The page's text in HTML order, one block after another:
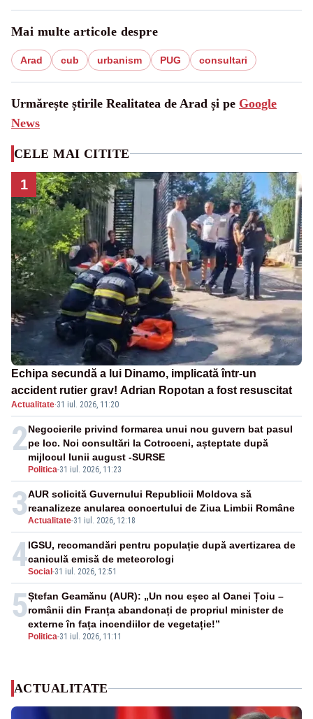
Mai multe articole despre
Arad cub urbanism PUG consultari
Urmărește știrile Realitatea de Arad și pe Google
News
CELE MAI CITITE
1
Echipa secundă a lui Dinamo, implicată într-un
accident rutier grav! Adrian Ropotan a fost resuscitat
Actualitate·31 iul. 2026, 11:20
2
Politica-31 iul. 2026, 11:23
Negocierile privind formarea unui nou guvern bat pasul
pe loc. Noi consultări la Cotroceni, așteptate după
mijlocul lunii august -SURSE
3Actualitate-31 iul. 2026, 12:18
AUR solicită Guvernului Republicii Moldova să
reanalizeze anularea concertului de Ziua Limbii Române
4Social -31 iul. 2026, 12:51
IGSU, recomandări pentru populație după avertizarea de
caniculă emisă de meteorologi
5
Politica-31 iul. 2026, 11:11
Ștefan Geamănu (AUR): „Un nou eșec al Oanei Țoiu –
românii din Franța abandonați de propriul minister de
externe în fața incendiilor de vegetație!”
ACTUALITATE